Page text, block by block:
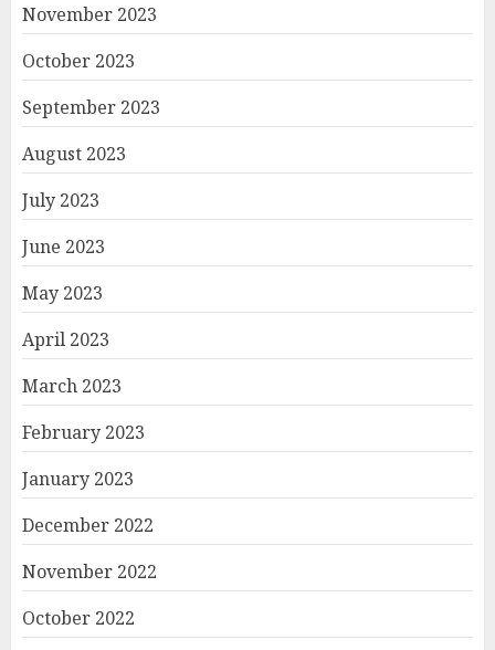
November 2023
October 2023
September 2023
August 2023
July 2023
June 2023
May 2023
April 2023
March 2023
February 2023
January 2023
December 2022
November 2022
October 2022